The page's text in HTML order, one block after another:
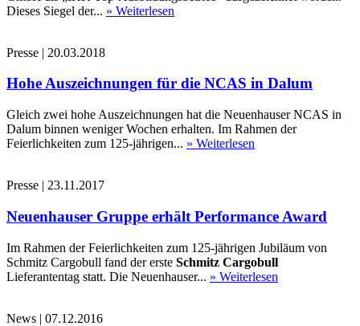
Dieses Siegel der... » Weiterlesen
Presse | 20.03.2018
Hohe Auszeichnungen für die NCAS in Dalum
Gleich zwei hohe Auszeichnungen hat die Neuenhauser NCAS in
Dalum binnen weniger Wochen erhalten. Im Rahmen der
Feierlichkeiten zum 125-jährigen... » Weiterlesen
Presse | 23.11.2017
Neuenhauser Gruppe erhält Performance Award
Im Rahmen der Feierlichkeiten zum 125-jährigen Jubiläum von
Schmitz Cargobull fand der erste Schmitz Cargobull
Lieferantentag statt. Die Neuenhauser... » Weiterlesen
News | 07.12.2016